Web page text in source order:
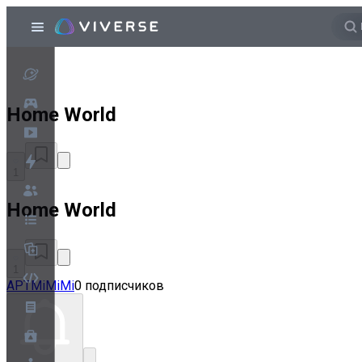
Home World
Home World
APTMiMiMi0 подписчиков